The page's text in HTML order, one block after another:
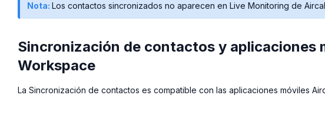
Nota: Los contactos sincronizados no aparecen en Live Monitoring de
Sincronización de contactos y aplicaciones
Workspace
La Sincronización de contactos es compatible con las aplicaciones móviles